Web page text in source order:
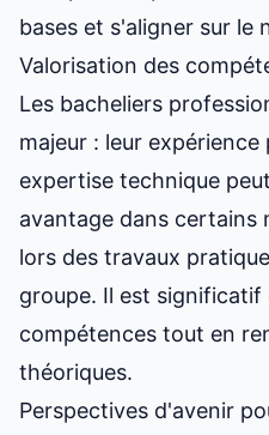
bases et s'aligner sur le
Valorisation des
Les bacheliers
majeur : leur
expertise technique
avantage dans certains
lors des travaux
groupe. Il est significatif
compétences tout en
théoriques.
Perspectives d'avenir